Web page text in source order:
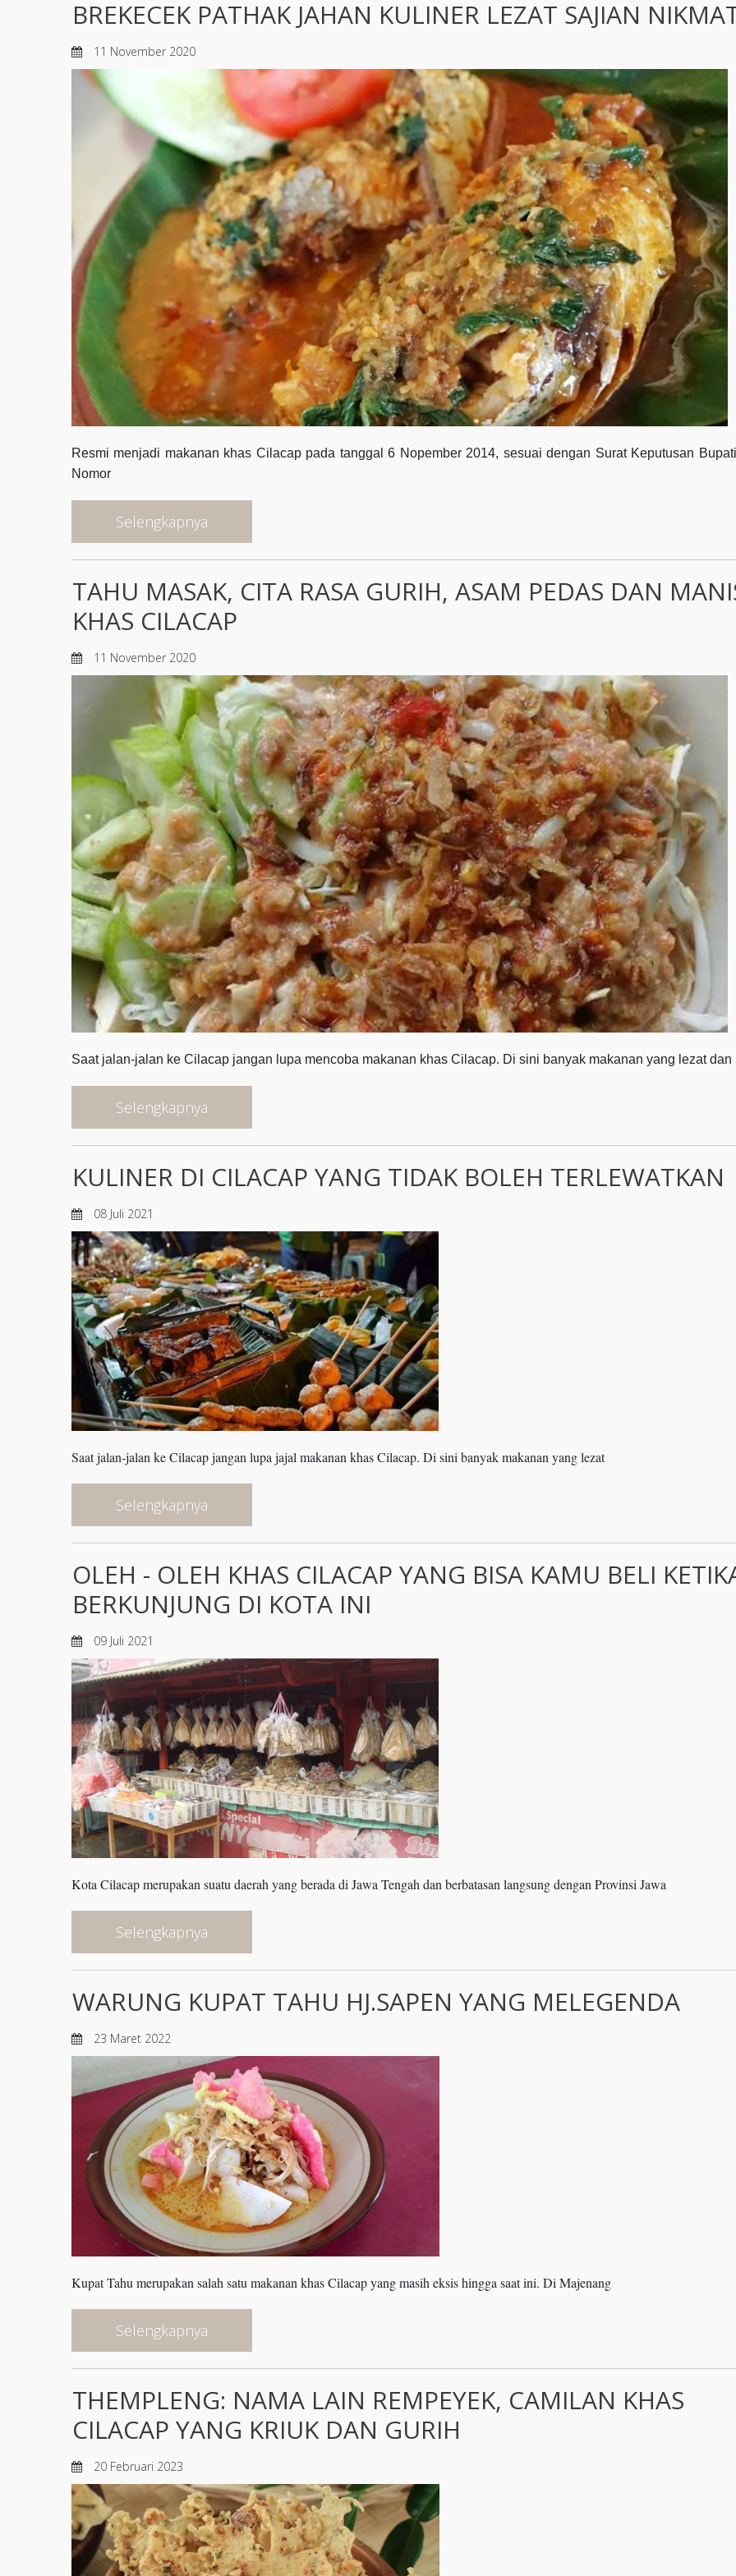
BREKECEK PATHAK JAHAN KULINER LEZAT SAJIAN
11 November 2020
Resmi menjadi makanan khas Cilacap pada tanggal 6 Nopember 2014, sesuai dengan Surat Keputusan
Nomor
Selengkapnya
TAHU MASAK, CITA RASA GURIH, ASAM PEDAS DAN
KHAS CILACAP
11 November 2020
Saat jalan-jalan ke Cilacap jangan lupa mencoba makanan khas Cilacap. Di sini banyak makanan yang lezat dan
Selengkapnya
KULINER DI CILACAP YANG TIDAK BOLEH TERLEWATKAN
08 Juli 2021
Saat jalan-jalan ke Cilacap jangan lupa jajal makanan khas Cilacap. Di sini banyak makanan yang lezat
Selengkapnya
OLEH - OLEH KHAS CILACAP YANG BISA KAMU BELI
BERKUNJUNG DI KOTA INI
09 Juli 2021
Kota Cilacap merupakan suatu daerah yang berada di Jawa Tengah dan berbatasan langsung dengan Provinsi Jawa
Selengkapnya
WARUNG KUPAT TAHU HJ.SAPEN YANG MELEGENDA
23 Maret 2022
Kupat Tahu merupakan salah satu makanan khas Cilacap yang masih eksis hingga saat ini. Di Majenang
Selengkapnya
THEMPLENG: NAMA LAIN REMPEYEK, CAMILAN KHAS
CILACAP YANG KRIUK DAN GURIH
20 Februari 2023